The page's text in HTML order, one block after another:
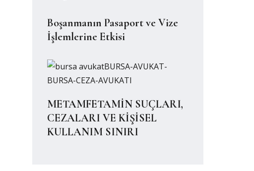
Boşanmanın Pasaport ve Vize
İşlemlerine Etkisi
METAMFETAMİN SUÇLARI,
CEZALARI VE KİŞİSEL
KULLANIM SINIRI